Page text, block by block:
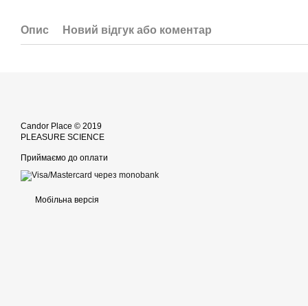
Опис Новий відгук або коментар
Candor Place © 2019
PLEASURE SCIENCE
Приймаємо до оплати
Мобільна версія